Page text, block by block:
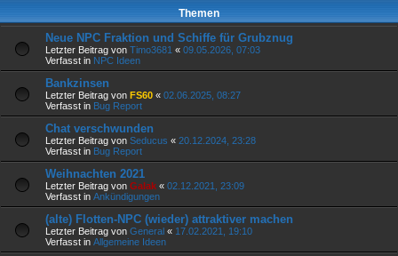
Themen
Neue NPC Fraktion und Schiffe für Grubznug
Letzter Beitrag von Timo3681 « 09.05.2026, 07:03
Verfasst in NPC Ideen
Bankzinsen
Letzter Beitrag von FS60 « 02.06.2025, 08:27
Verfasst in Bug Report
Chat verschwunden
Letzter Beitrag von Seducus « 20.12.2024, 23:28
Verfasst in Bug Report
Weihnachten 2021
Letzter Beitrag von Galak « 02.12.2021, 23:09
Verfasst in Ankündigungen
(alte) Flotten-NPC (wieder) attraktiver machen
Letzter Beitrag von General « 17.02.2021, 19:10
Verfasst in Allgemeine Ideen